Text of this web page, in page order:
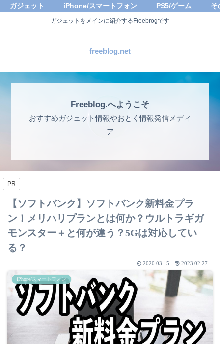
ガジェットをメインに紹介するFreebrogです
freeblog.net
ガジェット iPhone/スマートフォン PS5/ゲーム そ
Freeblog.へようこそ
おすすめガジェット情報やおとく情報発信メディ
ア
PR
【ソフトバンク】ソフトバンク新料金プラ
ン！メリハリプランとは何か？ウルトラギガ
モンスター＋と何が違う？5Gは対応してい
る？
2020.03.15 2023.02.27
iPhone/スマートフォン